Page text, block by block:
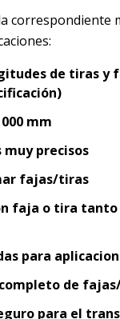
correspondiente
de tiras y
mm
precisos
fajas/tiras
faja o tira tanto
para
de
para el